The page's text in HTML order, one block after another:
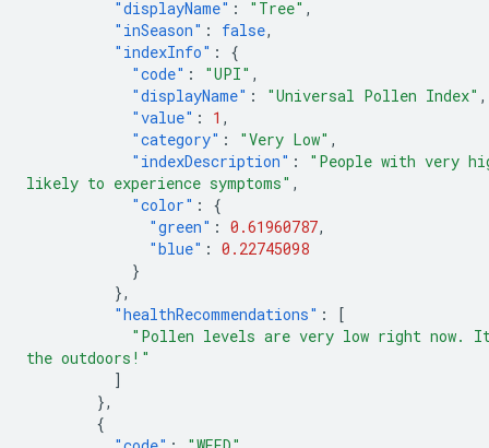
"displayName" : "Tree" ,
"inSeason" : false,
"indexInfo" :
{
"code" : "UPI" ,
"displayName" : "Universal Pollen Index" ,
"value" : 1 ,
"category" : "Very Low" ,
"indexDescription" :
"People with very
likely to experience symptoms" ,
"color" :
{
"green" : 0.61960787,
"blue" : 0.22745098
}
},
"healthRecommendations" :
[
"Pollen levels are very low right now.
the outdoors!"
]
},
{